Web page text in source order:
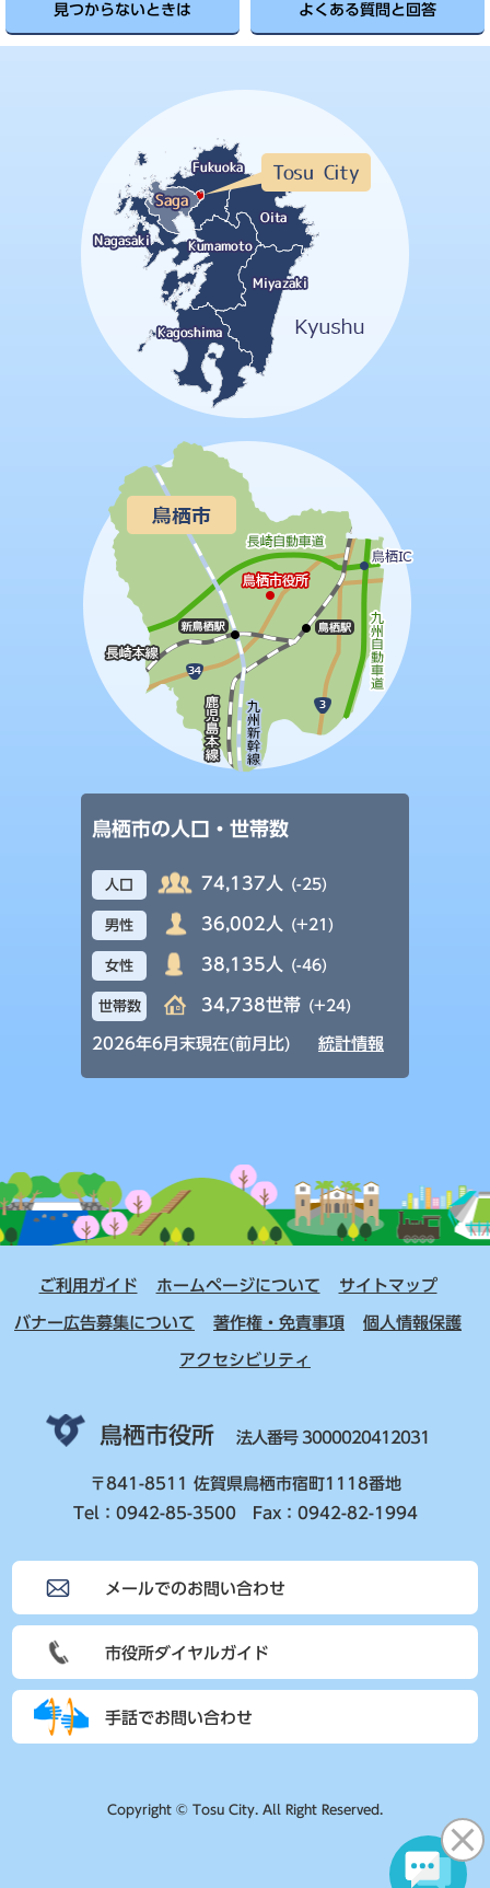
見つからないときは よくある質問と回答
鳥栖市の人口・世帯数
人口 74,137人 (-25)
男性 36,002人 (+21)
女性 38,135人 (-46)
世帯数 34,738世帯 (+24)
2026年6月末現在(前月比) 統計情報
ご利用ガイド ホームページについて サイトマップ
バナー広告募集について 著作権・免責事項 個人情報保護
アクセシビリティ
鳥栖市役所 法人番号 3000020412031
〒841-8511 佐賀県鳥栖市宿町1118番地
Tel：0942-85-3500 Fax：0942-82-1994
メールでのお問い合わせ
市役所ダイヤルガイド
手話でお問い合わせ
Copyright © Tosu City. All Right Reserved.